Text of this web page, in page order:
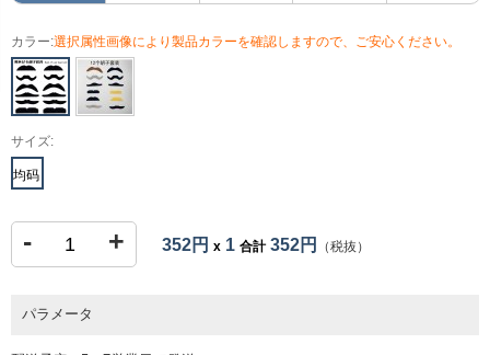
カラー:選択属性画像により製品カラーを確認しますので、ご安心ください。
サイズ:
均码
- + 352円 x 1 合計352円 （税抜）
パラメータ